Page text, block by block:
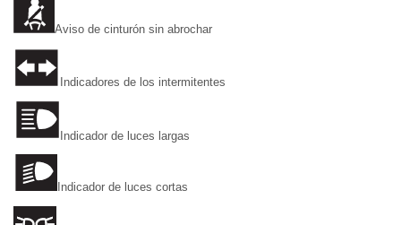
Aviso de cinturón sin abrochar
Indicadores de los intermitentes
Indicador de luces largas
Indicador de luces cortas